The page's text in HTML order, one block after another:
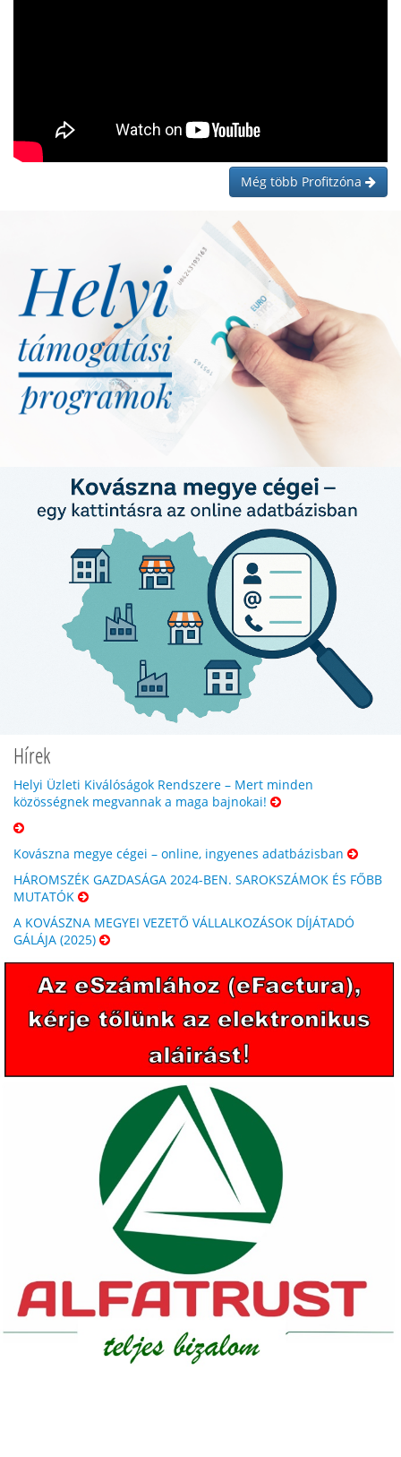
Még több Profitzóna
Hírek
Helyi Üzleti Kiválóságok Rendszere – Mert minden
közösségnek megvannak a maga bajnokai!
Kovászna megye cégei – online, ingyenes adatbázisban
HÁROMSZÉK GAZDASÁGA 2024-BEN. SAROKSZÁMOK ÉS FŐBB
MUTATÓK
A KOVÁSZNA MEGYEI VEZETŐ VÁLLALKOZÁSOK DÍJÁTADÓ
GÁLÁJA (2025)